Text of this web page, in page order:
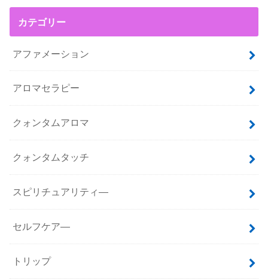
カテゴリー
アファメーション
アロマセラピー
クォンタムアロマ
クォンタムタッチ
スピリチュアリティ―
セルフケア―
トリップ